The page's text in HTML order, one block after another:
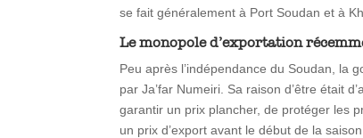
se fait généralement à Port Soudan et à
Le monopole d’exportation
Peu après l’indépendance du Soudan, la
par Ja’far Numeiri. Sa raison d’être était
garantir un prix plancher, de protéger les
un prix d’export avant le début de la